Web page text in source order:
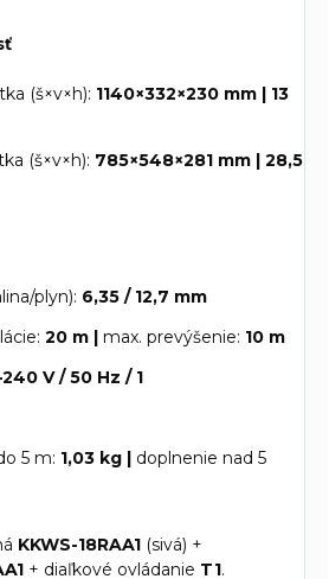
(š×v×h): 1140×332×230 mm | 13
(š×v×h): 785×548×281 mm | 28,5
plyn): 6,35 / 12,7 mm
20 m | max. prevýšenie: 10 m
V / 50 Hz / 1
5 m: 1,03 kg | doplnenie nad 5
KKWS-18RAA1 (sivá) +
+ diaľkové ovládanie T1.